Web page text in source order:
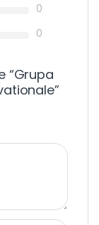
0
0
“Grupa